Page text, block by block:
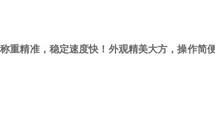
重精准，稳定速度快！外观精美大方，操作简